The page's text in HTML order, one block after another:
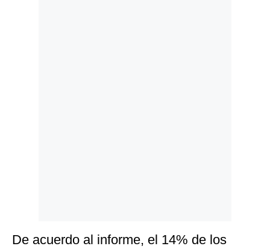
De acuerdo al informe, el 14% de los